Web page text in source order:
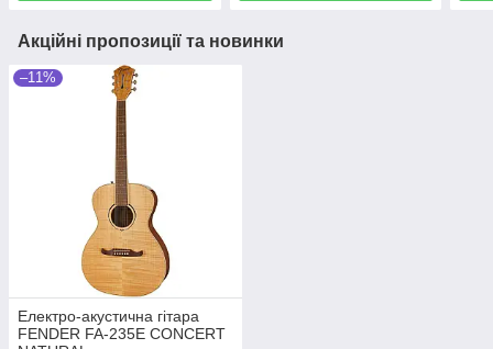
Акційні пропозиції та новинки
–11%
Електро-акустична гітара
FENDER FA-235E CONCERT